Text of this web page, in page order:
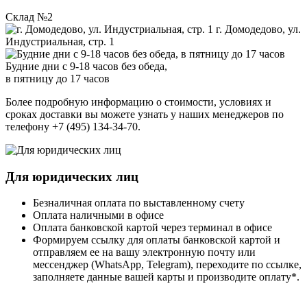
Склад №2
г. Домодедово, ул.
Индустриальная, стр. 1
Будние дни с 9-18 часов без обеда,
в пятницу до 17 часов
Более подробную информацию о стоимости, условиях и
сроках доставки вы можете узнать у наших менеджеров по
телефону +7 (495) 134-34-70.
Для юридических лиц
Безналичная оплата по выставленному счету
Оплата наличными в офисе
Оплата банковской картой через терминал в офисе
Формируем ссылку для оплаты банковской картой и
отправляем ее на вашу электронную почту или
мессенджер (WhatsApp, Telegram), переходите по ссылке,
заполняете данные вашей карты и производите оплату*.